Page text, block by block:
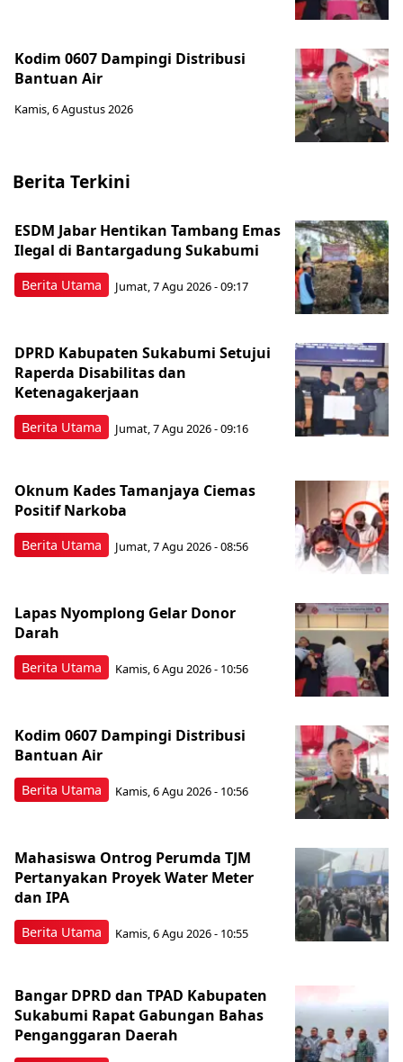
Kodim 0607 Dampingi Distribusi
Bantuan Air
Kamis, 6 Agustus 2026
Berita Terkini
Berita Utama
ESDM Jabar Hentikan Tambang Emas
Ilegal di Bantargadung Sukabumi
Jumat, 7 Agu 2026 - 09:17
Berita Utama
DPRD Kabupaten Sukabumi Setujui
Raperda Disabilitas dan
Ketenagakerjaan
Jumat, 7 Agu 2026 - 09:16
Berita Utama
Oknum Kades Tamanjaya Ciemas
Positif Narkoba
Jumat, 7 Agu 2026 - 08:56
Berita Utama
Lapas Nyomplong Gelar Donor
Darah
Kamis, 6 Agu 2026 - 10:56
Berita Utama
Kodim 0607 Dampingi Distribusi
Bantuan Air
Kamis, 6 Agu 2026 - 10:56
Berita Utama
Mahasiswa Ontrog Perumda TJM
Pertanyakan Proyek Water Meter
dan IPA
Kamis, 6 Agu 2026 - 10:55
Bangar DPRD dan TPAD Kabupaten
Sukabumi Rapat Gabungan Bahas
Penganggaran Daerah